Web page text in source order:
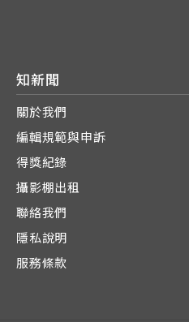
知新聞
關於我們
編輯規範與申訴
得獎紀錄
攝影棚出租
聯絡我們
隱私說明
服務條款